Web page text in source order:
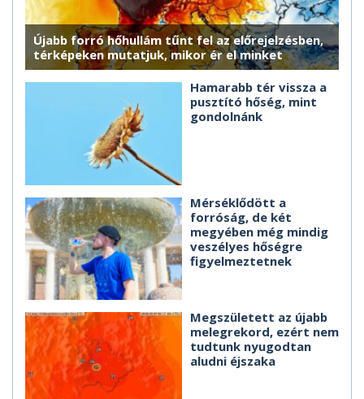
Újabb forró hőhullám tűnt fel az előrejelzésben,
térképeken mutatjuk, mikor ér el minket
Hamarabb tér vissza a
pusztító hőség, mint
gondolnánk
Mérséklődött a
forróság, de két
megyében még mindig
veszélyes hőségre
figyelmeztetnek
Megszületett az újabb
melegrekord, ezért nem
tudtunk nyugodtan
aludni éjszaka